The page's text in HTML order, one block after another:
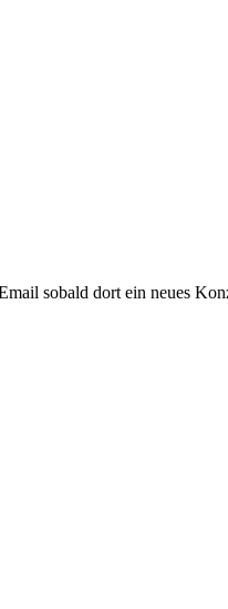
sobald dort ein neues